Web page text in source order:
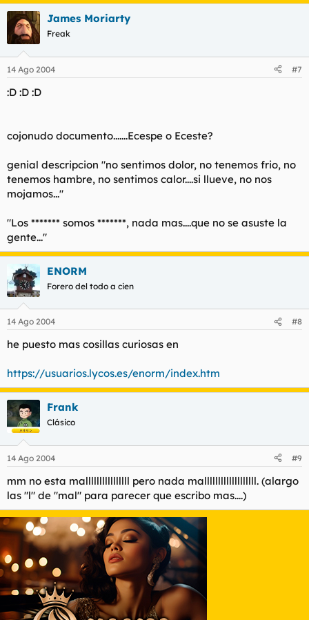
James Moriarty
Freak
14 Ago 2004 #7
:D :D :D
cojonudo documento.......Ecespe o Eceste?
genial descripcion "no sentimos dolor, no tenemos frio, no
tenemos hambre, no sentimos calor....si llueve, no nos
mojamos..."
"Los ******* somos *******, nada mas....que no se asuste la
gente..."
ENORM
Forero del todo a cien
14 Ago 2004 #8
he puesto mas cosillas curiosas en
https://usuarios.lycos.es/enorm/index.htm
Frank
Clásico
14 Ago 2004 #9
mm no esta mallllllllllllllll pero nada malllllllllllllllllll. (alargo
las "l" de "mal" para parecer que escribo mas....)